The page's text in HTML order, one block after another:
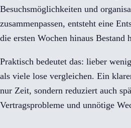
Besuchsmöglichkeiten und
zusammenpassen, entsteht eine
die ersten Wochen hinaus Bestand
Praktisch bedeutet das: lieber
als viele lose vergleichen. Ein
nur Zeit, sondern reduziert auch
Vertragsprobleme und unnötige